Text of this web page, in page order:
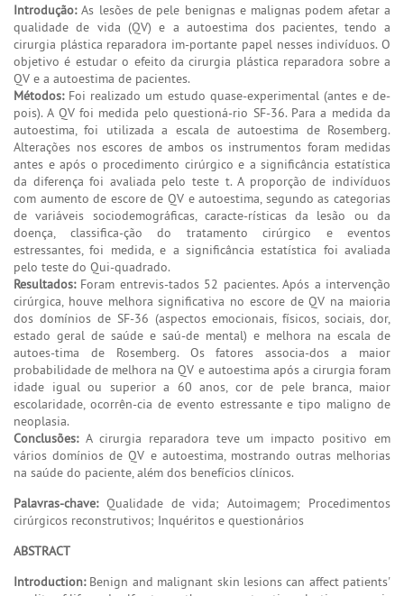
Introdução:As lesões de pele benignas e malignas podem afetar a
qualidade de vida (QV) e a autoestima dos pacientes, tendo a
cirurgia plástica reparadora im-portante papel nesses indivíduos. O
objetivo é estudar o efeito da cirurgia plástica reparadora sobre a
QV e a autoestima de pacientes.
Métodos:Foi realizado um estudo quase-experimental (antes e de-
pois). A QV foi medida pelo questioná-rio SF-36. Para a medida da
autoestima, foi utilizada a escala de autoestima de Rosemberg.
Alterações nos escores de ambos os instrumentos foram medidas
antes e após o procedimento cirúrgico e a significância estatística
da diferença foi avaliada pelo teste t. A proporção de indivíduos
com aumento de escore de QV e autoestima, segundo as categorias
de variáveis sociodemográficas, caracte-rísticas da lesão ou da
doença, classifica-ção do tratamento cirúrgico e eventos
estressantes, foi medida, e a significância estatística foi avaliada
pelo teste do Qui-quadrado.
Resultados:Foram entrevis-tados 52 pacientes. Após a intervenção
cirúrgica, houve melhora significativa no escore de QV na maioria
dos domínios de SF-36 (aspectos emocionais, físicos, sociais, dor,
estado geral de saúde e saú-de mental) e melhora na escala de
autoes-tima de Rosemberg. Os fatores associa-dos a maior
probabilidade de melhora na QV e autoestima após a cirurgia foram
idade igual ou superior a 60 anos, cor de pele branca, maior
escolaridade, ocorrên-cia de evento estressante e tipo maligno de
neoplasia.
Conclusões:A cirurgia reparadora teve um impacto positivo em
vários domínios de QV e autoestima, mostrando outras melhorias
na saúde do paciente, além dos benefícios clínicos.
Palavras-chave:Qualidade de vida; Autoimagem; Procedimentos
cirúrgicos reconstrutivos; Inquéritos e questionários
ABSTRACT
Introduction:Benign and malignant skin lesions can affect patients'